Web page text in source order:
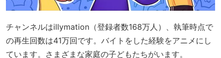
チャンネルはillymation（登録者数168万人）、執筆時点で
の再生回数は41万回です。バイトをした経験をアニメにし
ています。さまざまな家庭の子どもたちがいます。